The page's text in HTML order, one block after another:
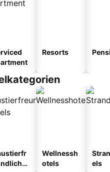
Resorts
Wellnessh
otels
els